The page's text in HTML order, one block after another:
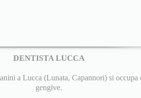
DENTISTA LUCCA
a Lucca (Lunata, Capannori) si occupa
gengive.